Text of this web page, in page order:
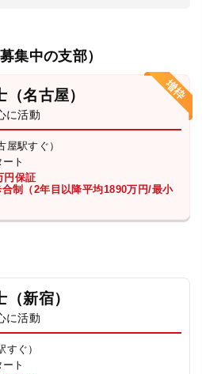
集中の支部）
名古屋）
に活動
屋駅すぐ）
ト
円保証
制（2年目以降平均1890万円/最小
新宿）
に活動
すぐ）
ト